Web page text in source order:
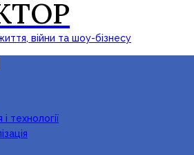
війни та шоу-бізнесу
технології